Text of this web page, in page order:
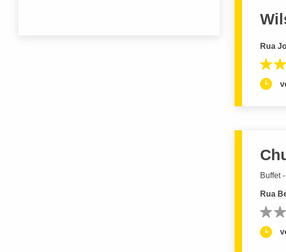
Rua
Buffet
Rua